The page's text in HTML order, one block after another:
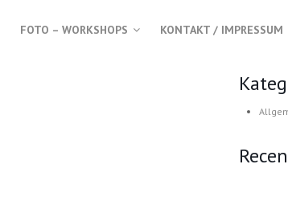
FOTO – WORKSHOPS KONTAKT / IMPRESSUM